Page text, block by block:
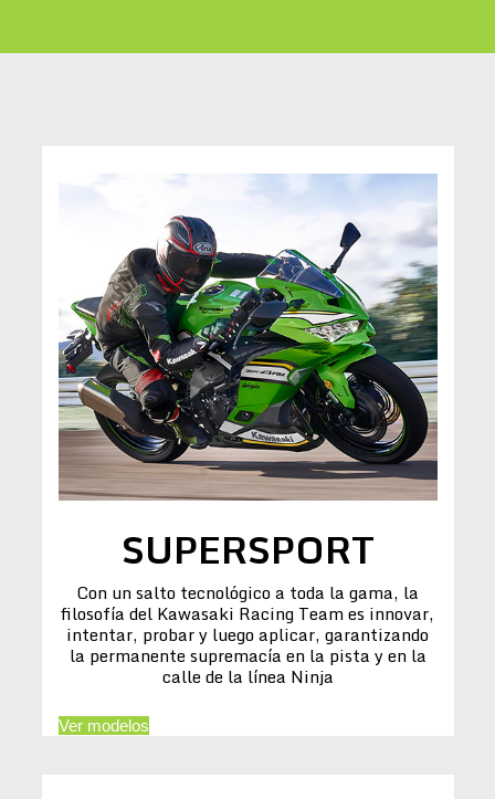
SUPERSPORT
Con un salto tecnológico a toda la gama, la
filosofía del Kawasaki Racing Team es innovar,
intentar, probar y luego aplicar, garantizando
la permanente supremacía en la pista y en la
calle de la línea Ninja
Ver modelos